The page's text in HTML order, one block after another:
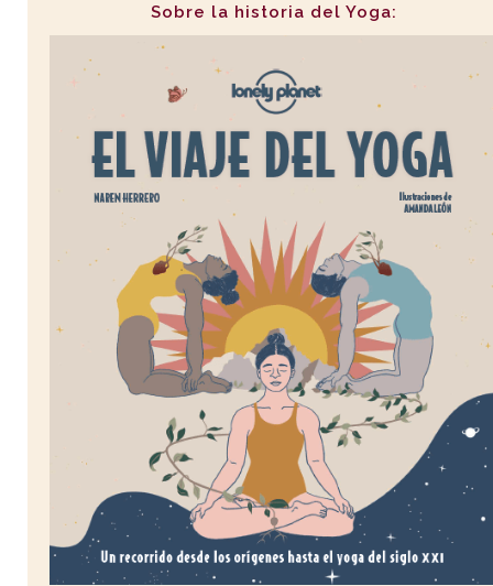
Sobre la historia del Yoga: